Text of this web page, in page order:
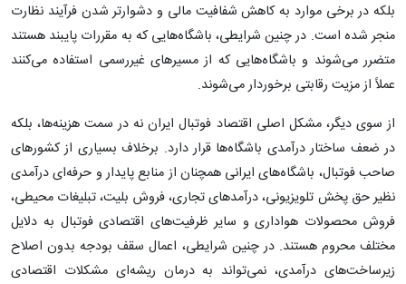
بلکه در برخی موارد به کاهش شفافیت مالی و دشوارتر شدن فرآیند نظارت
منجر شده است. در چنین شرایطی، باشگاه‌هایی که به مقررات پایبند هستند
متضرر می‌شوند و باشگاه‌هایی که از مسیرهای غیررسمی استفاده می‌کنند
عملاً از مزیت رقابتی برخوردار می‌شوند.
از سوی دیگر، مشکل اصلی اقتصاد فوتبال ایران نه در سمت هزینه‌ها، بلکه
در ضعف ساختار درآمدی باشگاه‌ها قرار دارد. برخلاف بسیاری از کشورهای
صاحب فوتبال، باشگاه‌های ایرانی همچنان از منابع پایدار و حرفه‌ای درآمدی
نظیر حق پخش تلویزیونی، درآمدهای تجاری، فروش بلیت، تبلیغات محیطی،
فروش محصولات هواداری و سایر ظرفیت‌های اقتصادی فوتبال به دلایل
مختلف محروم هستند. در چنین شرایطی، اعمال سقف بودجه بدون اصلاح
زیرساخت‌های درآمدی، نمی‌تواند به درمان ریشه‌ای مشکلات اقتصادی